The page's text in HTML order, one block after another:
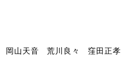
岡山天音 荒川良々 窪田正孝